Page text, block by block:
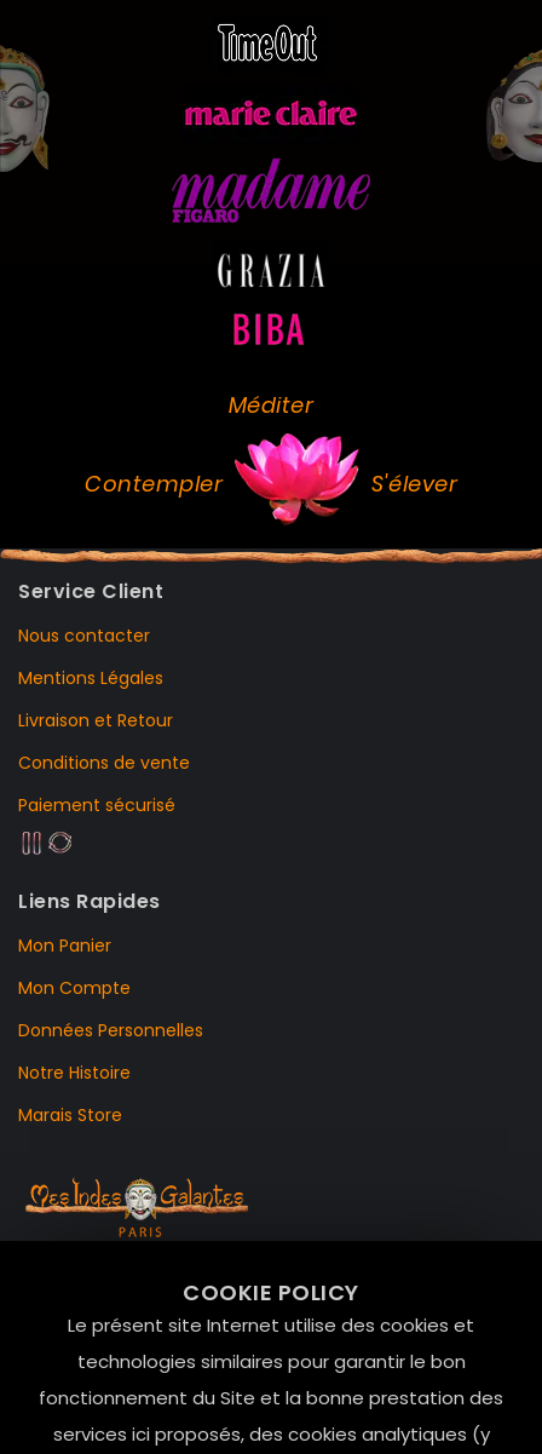
COOKIE POLICY
Le présent site Internet utilise des cookies et
technologies similaires pour garantir le bon
fonctionnement du Site et la bonne prestation des
services ici proposés, des cookies analytiques (y
Méditer
Contempler S'élever
Service Client
Nous contacter
Mentions Légales
Livraison et Retour
Conditions de vente
Paiement sécurisé
Liens Rapides
Mon Panier
Mon Compte
Données Personnelles
Notre Histoire
Marais Store
Le Marais, 75004 Paris
contact@mesindesgalantes.com
01.42.72.42.51